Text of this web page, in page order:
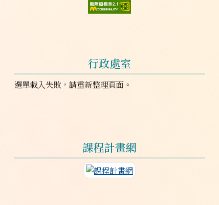
行政處室
選單載入失敗，請重新整理頁面。
課程計畫網
連至課程計畫網